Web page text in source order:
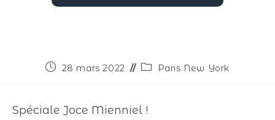
28 mars 2022 Paris New York
Spéciale Joce Mienniel !